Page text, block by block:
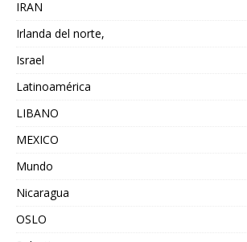
IRAN
Irlanda del norte,
Israel
Latinoamérica
LIBANO
MEXICO
Mundo
Nicaragua
OSLO